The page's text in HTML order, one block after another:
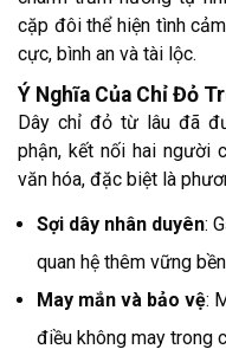
cặp đôi thể hiện tình
cực, bình an và tài lộc.
Ý Nghĩa Của Chỉ Đỏ
Dây chỉ đỏ từ lâu đã
phận, kết nối hai người
văn hóa, đặc biệt là
Sợi dây nhân duyên:
quan hệ thêm vững
May mắn và bảo vệ:
điều không may trong